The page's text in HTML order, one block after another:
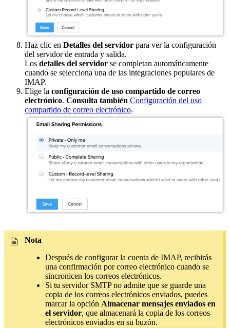
Haz clic en Detalles del servidor para ver la configuración
del servidor de entrada y salida.
Los detalles del servidor se completan automáticamente
cuando se selecciona una de las integraciones populares de
IMAP.
Elige la configuración de uso compartido de correo
electrónico. Consulta también Configuración del uso
compartido de correo electrónico.
Nota
Después de configurar la cuenta de IMAP, recibirás
una confirmación por correo electrónico cuando se
sincronicen los correos electrónicos.
Si tu servidor SMTP no admite que se guarde una
copia de los correos electrónicos enviados, puedes
marcar la opción Almacenar mensajes enviados en
el servidor, que almacenará la copia de los correos
electrónicos enviados en su buzón.